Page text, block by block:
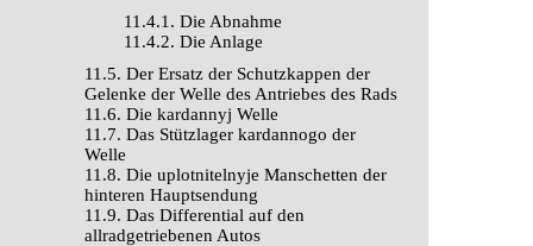
11.4.1. Die Abnahme
11.4.2. Die Anlage
11.5. Der Ersatz der Schutzkappen der
Gelenke der Welle des Antriebes des Rads
11.6. Die kardannyj Welle
11.7. Das Stützlager kardannogo der
Welle
11.8. Die uplotnitelnyje Manschetten der
hinteren Hauptsendung
11.9. Das Differential auf den
allradgetriebenen Autos